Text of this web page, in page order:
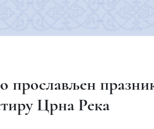
прослављен
Црна Река